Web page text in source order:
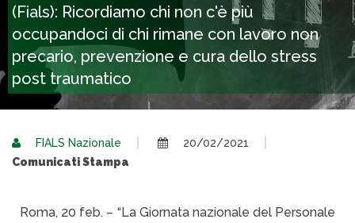
(Fials): Ricordiamo chi non c'è più
occupandoci di chi rimane con lavoro non
precario, prevenzione e cura dello stress
post traumatico
FIALS Nazionale
20/02/2021
Comunicati Stampa
Roma, 20 feb. – “La Giornata nazionale del Personale